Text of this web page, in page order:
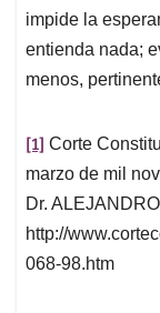
impide la
entienda nada;
menos,
[1] Corte
marzo de mil
Dr.
http://
068-98.htm